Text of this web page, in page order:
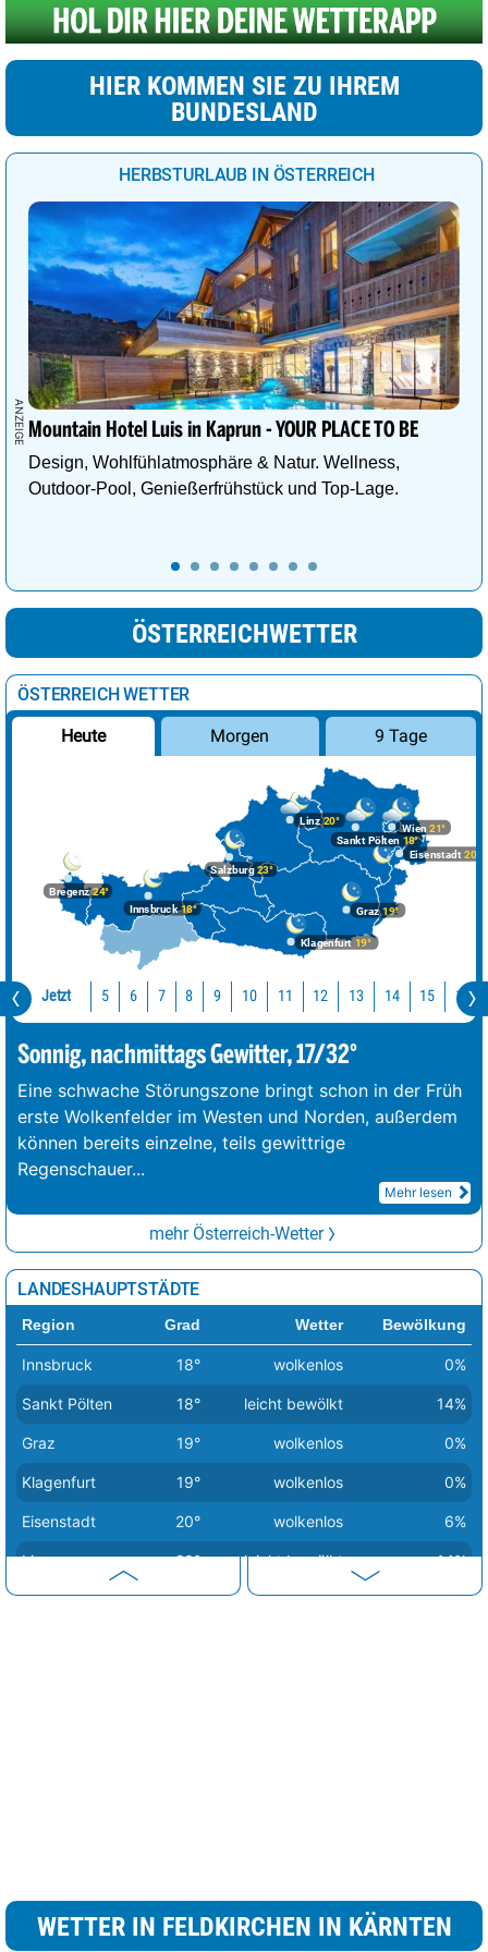
HIER KOMMEN SIE ZU IHREM
BUNDESLAND
HERBSTURLAUB IN ÖSTERREICH
Mountain Hotel Luis in Kaprun - YOUR PLACE TO BE
Design, Wohlfühlatmosphäre & Natur. Wellness,
Outdoor-Pool, Genießerfrühstück und Top-Lage.
ÖSTERREICHWETTER
ÖSTERREICH WETTER
Heute Morgen 9 Tage
Bregenz24°
Graz19°
Innsbruck18°
Klagenfurt 19°
Linz20°
Salzburg23°
Wien 21°
Eisenstadt 20°
Sankt Pölten 18°
Jetzt 5 6 7 8 9 10 11 12 13 14 15 16
Sonnig, nachmittags Gewitter, 17/32°
Eine schwache Störungszone bringt schon in der Früh
erste Wolkenfelder im Westen und Norden, außerdem
können bereits einzelne, teils gewittrige
Regenschauer...
Mehr lesen
mehr Österreich-Wetter
LANDESHAUPTSTÄDTE
Region Grad Wetter Bewölkung
Innsbruck 18° wolkenlos 0%
Sankt Pölten 18° leicht bewölkt 14%
Graz 19° wolkenlos 0%
Klagenfurt 19° wolkenlos 0%
Eisenstadt 20° wolkenlos 6%
Linz 20° leicht bewölkt 14%
Wien 21° leicht bewölkt 14%
WETTER IN FELDKIRCHEN IN KÄRNTEN